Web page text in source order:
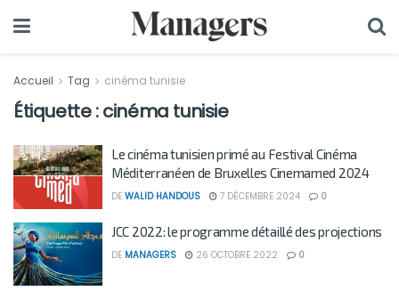
Accueil Tag cinéma tunisie
Étiquette :cinéma tunisie
Le cinéma tunisien primé au Festival Cinéma
Méditerranéen de Bruxelles Cinemamed 2024
DE WALID HANDOUS 7 DÉCEMBRE 2024 0
JCC 2022: le programme détaillé des projections
DE MANAGERS 26 OCTOBRE 2022 0